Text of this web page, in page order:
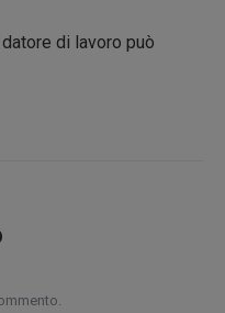
di lavoro può